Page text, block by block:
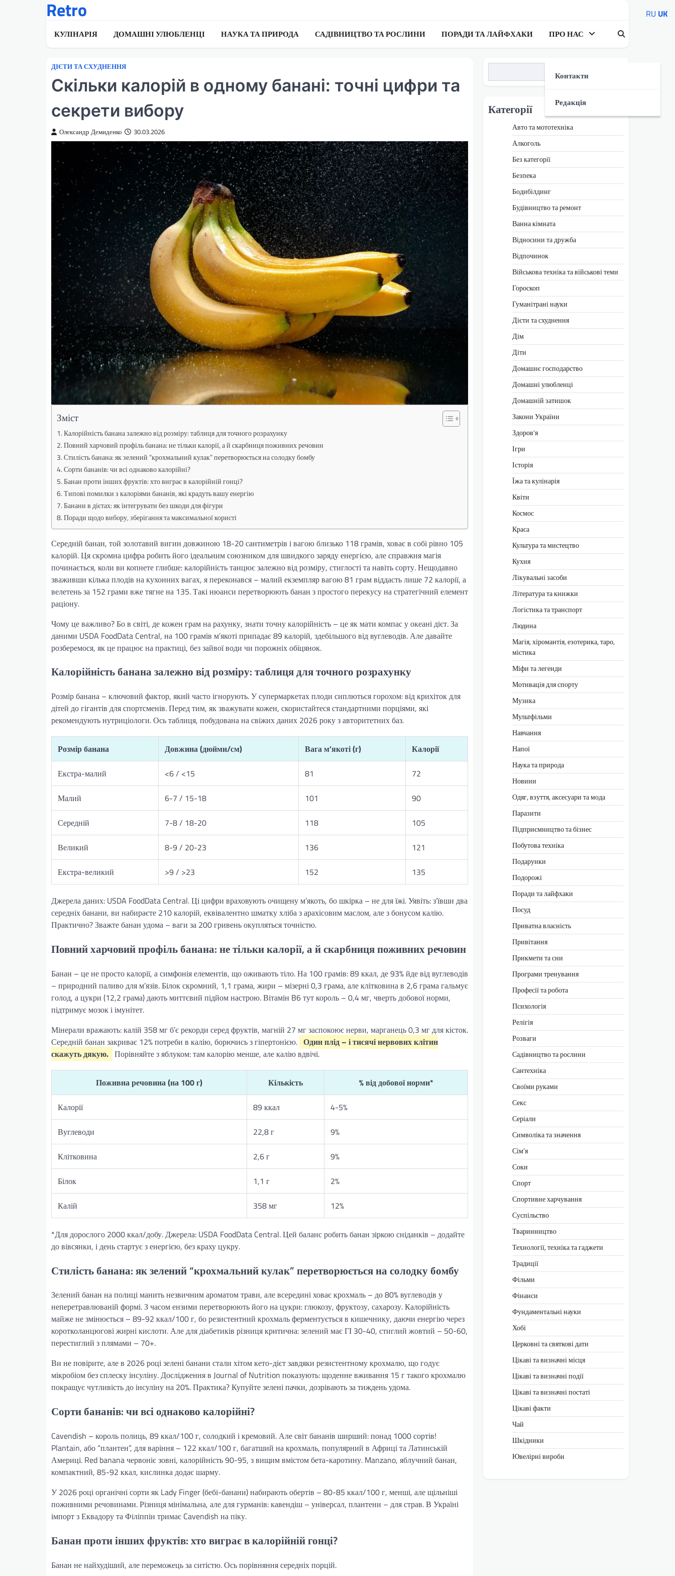
Retro
КУЛІНАРІЯ ДОМАШНІ УЛЮБЛЕНЦІ НАУКА ТА ПРИРОДА САДІВНИЦТВО ТА РОСЛИНИ ПОРАДИ ТА ЛАЙФХАКИ ПРО НАС
Контакти
Редакція
ДІЄТИ ТА СХУДНЕННЯ
Скільки калорій в одному банані: точні цифри та
секрети вибору
Олександр Демиденко 30.03.2026
Зміст
Калорійність банана залежно від розміру: таблиця для точного розрахунку
Повний харчовий профіль банана: не тільки калорії, а й скарбниця поживних речовин
Стилість банана: як зелений “крохмальний кулак” перетворюється на солодку бомбу
Сорти бананів: чи всі однаково калорійні?
Банан проти інших фруктів: хто виграє в калорійній гонці?
Типові помилки з калоріями бананів, які крадуть вашу енергію
Банани в дієтах: як інтегрувати без шкоди для фігури
Поради щодо вибору, зберігання та максимальної користі
Середній банан, той золотавий вигин довжиною 18-20 сантиметрів і вагою близько 118 грамів, ховає в собі рівно 105
калорій. Ця скромна цифра робить його ідеальним союзником для швидкого заряду енергією, але справжня магія
починається, коли ви копнете глибше: калорійність танцює залежно від розміру, стиглості та навіть сорту. Нещодавно
зваживши кілька плодів на кухонних вагах, я переконався – малий екземпляр вагою 81 грам віддасть лише 72 калорії, а
велетень за 152 грами вже тягне на 135. Такі нюанси перетворюють банан з простого перекусу на стратегічний елемент
раціону.
Чому це важливо? Бо в світі, де кожен грам на рахунку, знати точну калорійність – це як мати компас у океані дієт. За
даними USDA FoodData Central, на 100 грамів м’якоті припадає 89 калорій, здебільшого від вуглеводів. Але давайте
розберемося, як це працює на практиці, без зайвої води чи порожніх обіцянок.
Калорійність банана залежно від розміру: таблиця для точного розрахунку
Розмір банана – ключовий фактор, який часто ігнорують. У супермаркетах плоди сиплються горохом: від крихіток для
дітей до гігантів для спортсменів. Перед тим, як зважувати кожен, скористайтеся стандартними порціями, які
рекомендують нутриціологи. Ось таблиця, побудована на свіжих даних 2026 року з авторитетних баз.
Розмір банана Довжина (дюйми/см) Вага м’якоті (г) Калорії
Екстра-малий <6 / <15 81 72
Малий 6-7 / 15-18 101 90
Середній 7-8 / 18-20 118 105
Великий 8-9 / 20-23 136 121
Екстра-великий >9 / >23 152 135
Джерела даних: USDA FoodData Central. Ці цифри враховують очищену м’якоть, бо шкірка – не для їжі. Уявіть: з’ївши два
середніх банани, ви набираєте 210 калорій, еквівалентно шматку хліба з арахісовим маслом, але з бонусом калію.
Практично? Зважте банан удома – ваги за 200 гривень окупляться точністю.
Повний харчовий профіль банана: не тільки калорії, а й скарбниця поживних речовин
Банан – це не просто калорії, а симфонія елементів, що оживають тіло. На 100 грамів: 89 ккал, де 93% йде від вуглеводів
– природний паливо для м’язів. Білок скромний, 1,1 грама, жири – мізерні 0,3 грама, але клітковина в 2,6 грама гальмує
голод, а цукри (12,2 грама) дають миттєвий підйом настрою. Вітамін B6 тут король – 0,4 мг, чверть добової норми,
підтримує мозок і імунітет.
Мінерали вражають: калій 358 мг б’є рекорди серед фруктів, магній 27 мг заспокоює нерви, марганець 0,3 мг для кісток.
Середній банан закриває 12% потреби в калію, борючись з гіпертонією. Один плід – і тисячі нервових клітин
скажуть дякую. Порівняйте з яблуком: там калорію менше, але калію вдвічі.
Поживна речовина (на 100 г) Кількість % від добової норми*
Калорії 89 ккал 4-5%
Вуглеводи 22,8 г 9%
Клітковина 2,6 г 9%
Білок 1,1 г 2%
Калій 358 мг 12%
*Для дорослого 2000 ккал/добу. Джерела: USDA FoodData Central. Цей баланс робить банан зіркою сніданків – додайте
до вівсянки, і день стартує з енергією, без краху цукру.
Стилість банана: як зелений “крохмальний кулак” перетворюється на солодку бомбу
Зелений банан на полиці манить незвичним ароматом трави, але всередині ховає крохмаль – до 80% вуглеводів у
неперетравлюваній формі. З часом ензими перетворюють його на цукри: глюкозу, фруктозу, сахарозу. Калорійність
майже не змінюється – 89-92 ккал/100 г, бо резистентний крохмаль ферментується в кишечнику, даючи енергію через
коротколанцюгові жирні кислоти. Але для діабетиків різниця критична: зелений має ГІ 30-40, стиглий жовтий – 50-60,
перестиглий з плямами – 70+.
Ви не повірите, але в 2026 році зелені банани стали хітом кето-дієт завдяки резистентному крохмалю, що годує
мікробіом без сплеску інсуліну. Дослідження в Journal of Nutrition показують: щоденне вживання 15 г такого крохмалю
покращує чутливість до інсуліну на 20%. Практика? Купуйте зелені пачки, дозрівають за тиждень удома.
Сорти бананів: чи всі однаково калорійні?
Cavendish – король полиць, 89 ккал/100 г, солодкий і кремовий. Але світ бананів ширший: понад 1000 сортів!
Plantain, або “плантен”, для варіння – 122 ккал/100 г, багатший на крохмаль, популярний в Африці та Латинській
Америці. Red banana червоніє зовні, калорійність 90-95, з вищим вмістом бета-каротину. Manzano, яблучний банан,
компактний, 85-92 ккал, кислинка додає шарму.
У 2026 році органічні сорти як Lady Finger (бебі-банани) набирають обертів – 80-85 ккал/100 г, менші, але щільніші
поживними речовинами. Різниця мінімальна, але для гурманів: кавендіш – універсал, плантени – для страв. В Україні
імпорт з Еквадору та Філіппін тримає Cavendish на піку.
Банан проти інших фруктів: хто виграє в калорійній гонці?
Банан не найхудіший, але переможець за ситістю. Ось порівняння середніх порцій.
Категорії
Авто та мототехніка
Алкоголь
Без категорії
Безпека
Бодибілдинг
Будівництво та ремонт
Ванна кімната
Відносини та дружба
Відпочинок
Військова техніка та військові теми
Гороскоп
Гуманітрані науки
Дієти та схуднення
Дім
Діти
Домашнє господарство
Домашні улюбленці
Домашній затишок
Закони України
Здоров'я
Ігри
Історія
Їжа та кулінарія
Квіти
Космос
Краса
Культура та мистецтво
Кухня
Лікувальні засоби
Література та книжки
Логістика та транспорт
Людина
Магія, хіромантія, езотерика, таро,
містика
Міфи та легенди
Мотивація для спорту
Музика
Мультфільми
Навчання
Напої
Наука та природа
Новини
Одяг, взуття, аксесуари та мода
Паразити
Підприємництво та бізнес
Побутова техніка
Подарунки
Подорожі
Поради та лайфхаки
Посуд
Приватна власність
Привітання
Прикмети та сни
Програми тренування
Професії та робота
Психологія
Релігія
Розваги
Садівництво та рослини
Сантехніка
Своїми руками
Секс
Серіали
Символіка та значення
Сім’я
Соки
Спорт
Спортивне харчування
Суспільство
Тваринництво
Технології, техніка та гаджети
Традиції
Фільми
Фінанси
Фундаментальні науки
Хобі
Церковні та святкові дати
Цікаві та визначні місця
Цікаві та визначні події
Цікаві та визначні постаті
Цікаві факти
Чай
Шкідники
Ювелірні вироби
RU UK